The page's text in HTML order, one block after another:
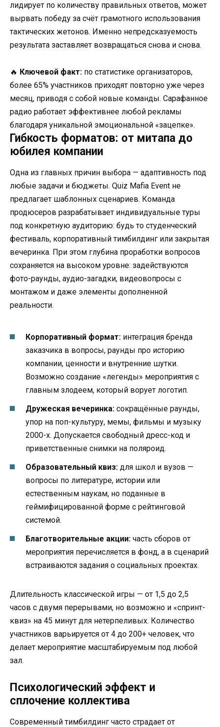
лидирует по количеству правильных ответов, может
вырвать победу за счёт грамотного использования
тактических жетонов. Именно непредсказуемость
результата заставляет возвращаться снова и снова.
🔥 Ключевой факт: по статистике организаторов,
более 65% участников приходят повторно уже через
месяц, приводя с собой новые команды. Сарафанное
радио работает эффективнее любой рекламы
благодаря уникальной эмоциональной «зацепке».
Гибкость форматов: от митапа до
юбилея компании
Одна из главных причин выбора — адаптивность под
любые задачи и бюджеты. Quiz Mafia Event не
предлагает шаблонных сценариев. Команда
продюсеров разрабатывает индивидуальные туры
под конкретную аудиторию: будь то студенческий
фестиваль, корпоративный тимбилдинг или закрытая
вечеринка. При этом глубина проработки вопросов
сохраняется на высоком уровне: задействуются
фото-раунды, аудио-загадки, видеовопросы с
монтажом и даже элементы дополненной
реальности.
Корпоративный формат: интеграция бренда
заказчика в вопросы, раунды про историю
компании, ценности и внутренние шутки.
Возможно создание «легенды» мероприятия с
главным злодеем, который ворует логотип.
Дружеская вечеринка: сокращённые раунды,
упор на поп-культуру, мемы, фильмы и музыку
2000-х. Допускается свободный дресс-код и
приветственные снимки на поляроид.
Образовательный квиз: для школ и вузов —
вопросы по литературе, истории или
естественным наукам, но поданные в
геймифицированной форме с рейтинговой
системой.
Благотворительные акции: часть сборов от
мероприятия перечисляется в фонд, а в сценарий
встраиваются задания о социальных проектах.
Длительность классической игры — от 1,5 до 2,5
часов с двумя перерывами, но возможно и «спринт-
квиз» на 45 минут для нетерпеливых. Количество
участников варьируется от 4 до 200+ человек, что
делает мероприятие масштабируемым под любой
зал.
Психологический эффект и
сплочение коллектива
Современный тимбилдинг часто страдает от